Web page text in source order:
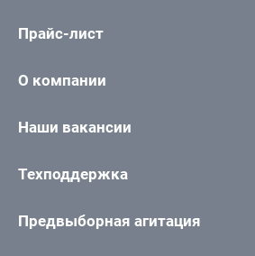
Прайс-лист
О компании
Наши вакансии
Техподдержка
Предвыборная агитация